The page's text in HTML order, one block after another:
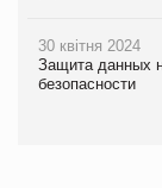
30 квітня 2024
Защита данных
безопасности